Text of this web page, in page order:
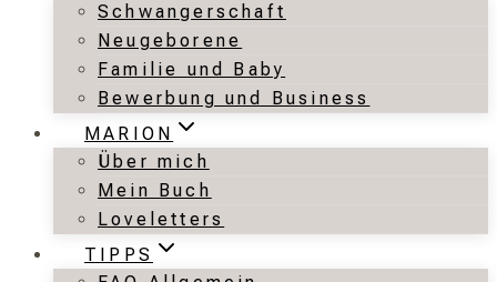
Schwangerschaft
Neugeborene
Familie und Baby
Bewerbung und Business
MARION
Über mich
Mein Buch
Loveletters
TIPPS